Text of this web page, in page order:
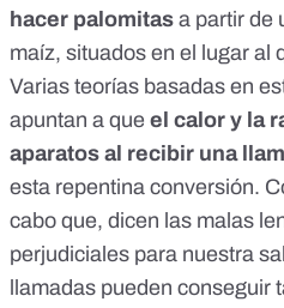
hacer palomitas a partir de
maíz, situados en el lugar al
Varias teorías basadas en
apuntan a que el calor y la
aparatos al recibir una
esta repentina conversión.
cabo que, dicen las malas
perjudiciales para nuestra
llamadas pueden conseguir